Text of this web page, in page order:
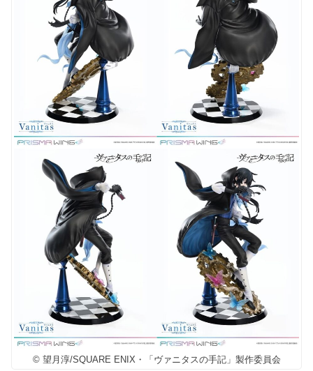
© 望月淳/SQUARE ENIX・「ヴァニタスの手記」製作委員会